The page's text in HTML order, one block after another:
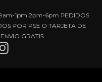
1pm 2pm-6pm PEDIDOS
POR PSE O TARJETA DE
GRATIS